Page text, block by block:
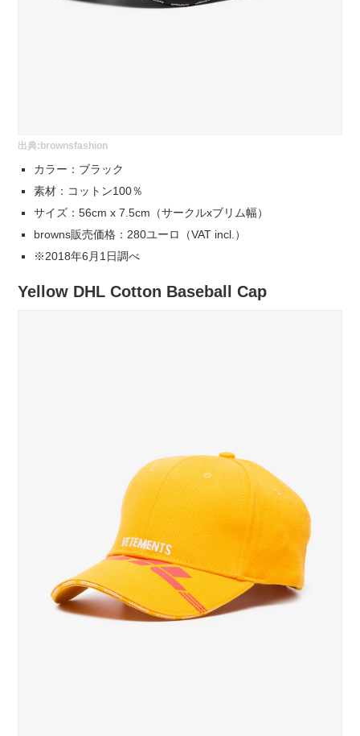
出典:brownsfashion
カラー：ブラック
素材：コットン100％
サイズ：56cm x 7.5cm（サークルxブリム幅）
browns販売価格：280ユーロ（VAT incl.）
※2018年6月1日調べ
Yellow DHL Cotton Baseball Cap